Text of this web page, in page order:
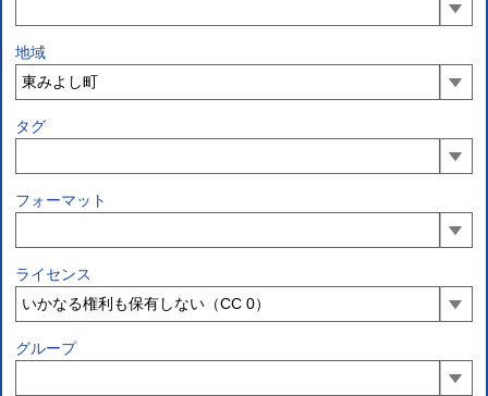
地域
タグ
フォーマット
ライセンス
グループ